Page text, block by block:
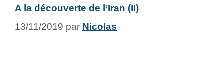
A la découverte de l’Iran (II)
13/11/2019 par Nicolas